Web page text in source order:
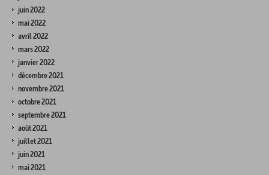
juin 2022
mai 2022
avril 2022
mars 2022
janvier 2022
décembre 2021
novembre 2021
octobre 2021
septembre 2021
août 2021
juillet 2021
juin 2021
mai 2021